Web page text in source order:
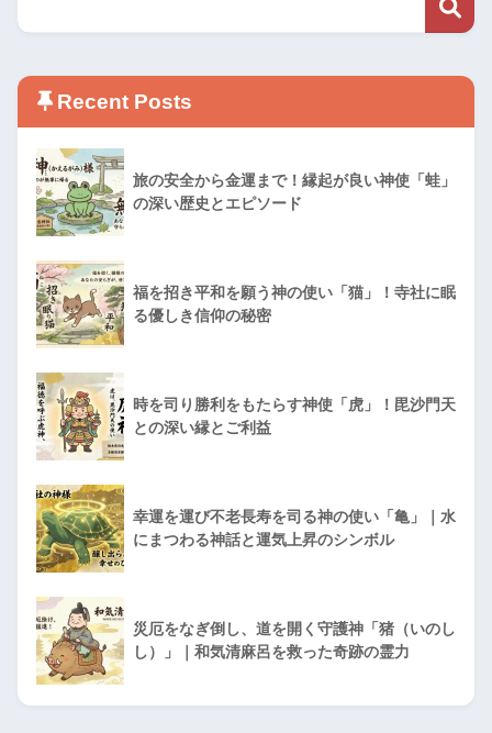
Recent Posts
旅の安全から金運まで！縁起が良い神使「蛙」
の深い歴史とエピソード
福を招き平和を願う神の使い「猫」！寺社に眠
る優しき信仰の秘密
時を司り勝利をもたらす神使「虎」！毘沙門天
との深い縁とご利益
幸運を運び不老長寿を司る神の使い「亀」｜水
にまつわる神話と運気上昇のシンボル
災厄をなぎ倒し、道を開く守護神「猪（いのし
し）」｜和気清麻呂を救った奇跡の霊力